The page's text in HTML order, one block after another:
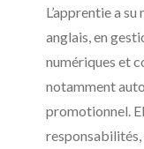
L’apprentie a
anglais, en
numériques et
notamment
promotionnel.
responsabilités,